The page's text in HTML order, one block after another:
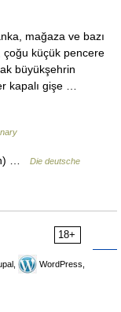
mağaza ve bazı
çoğu küçük pencere
büyükşehrin
kapalı gişe …
…
Die deutsche
18+
WordPress,